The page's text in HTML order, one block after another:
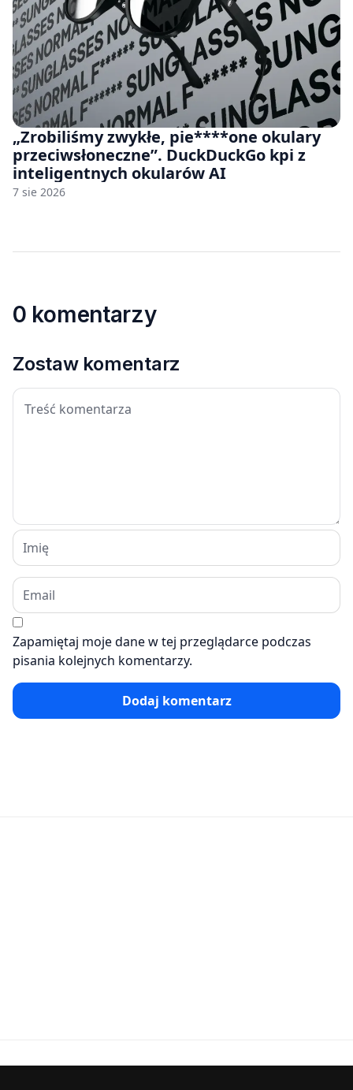
„Zrobiliśmy zwykłe, pie****one okulary
przeciwsłoneczne”. DuckDuckGo kpi z
inteligentnych okularów AI
7 sie 2026
0 komentarzy
Zostaw komentarz
Zapamiętaj moje dane w tej przeglądarce podczas
pisania kolejnych komentarzy.
Dodaj komentarz